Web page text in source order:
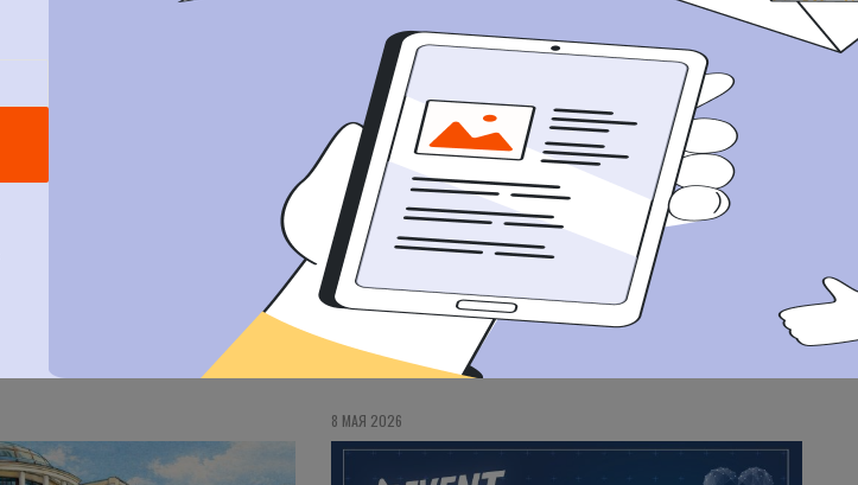
Даю согласие наобработку персональных данных
в соответствие с
Политикой конфиденциальности
8 МАЯ 2026